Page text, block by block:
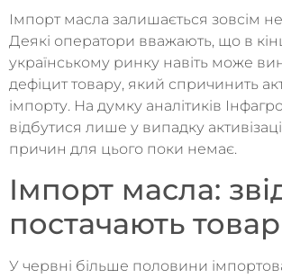
Імпорт масла залишається зовсім
Деякі оператори вважають, що в
українському ринку навіть може
дефіцит товару, який спричинить
імпорту. На думку аналітиків
відбутися лише у випадку
причин для цього поки немає.
Імпорт масла:
постачають товар
У червні більше половини